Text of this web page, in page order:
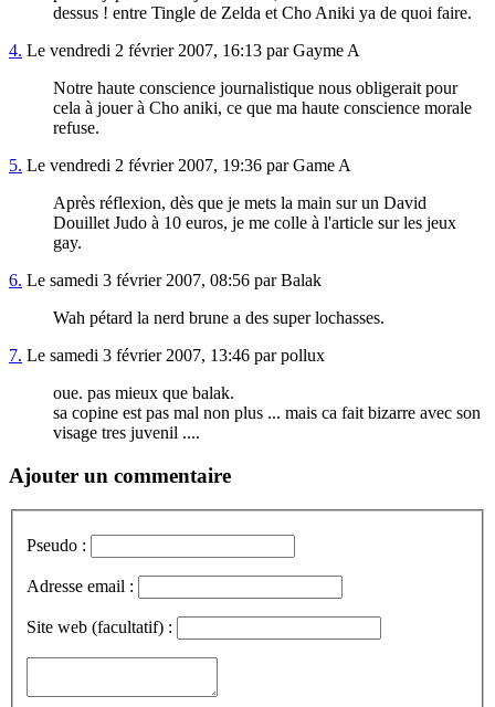
dessus ! entre Tingle de Zelda et Cho Aniki ya de quoi faire.
4. Le vendredi 2 février 2007, 16:13 par Gayme A
Notre haute conscience journalistique nous obligerait pour
cela à jouer à Cho aniki, ce que ma haute conscience morale
refuse.
5. Le vendredi 2 février 2007, 19:36 par Game A
Après réflexion, dès que je mets la main sur un David
Douillet Judo à 10 euros, je me colle à l'article sur les jeux
gay.
6. Le samedi 3 février 2007, 08:56 par Balak
Wah pétard la nerd brune a des super lochasses.
7. Le samedi 3 février 2007, 13:46 par pollux
oue. pas mieux que balak.
sa copine est pas mal non plus ... mais ca fait bizarre avec son
visage tres juvenil ....
Ajouter un commentaire
Pseudo :
Adresse email :
Site web (facultatif) :